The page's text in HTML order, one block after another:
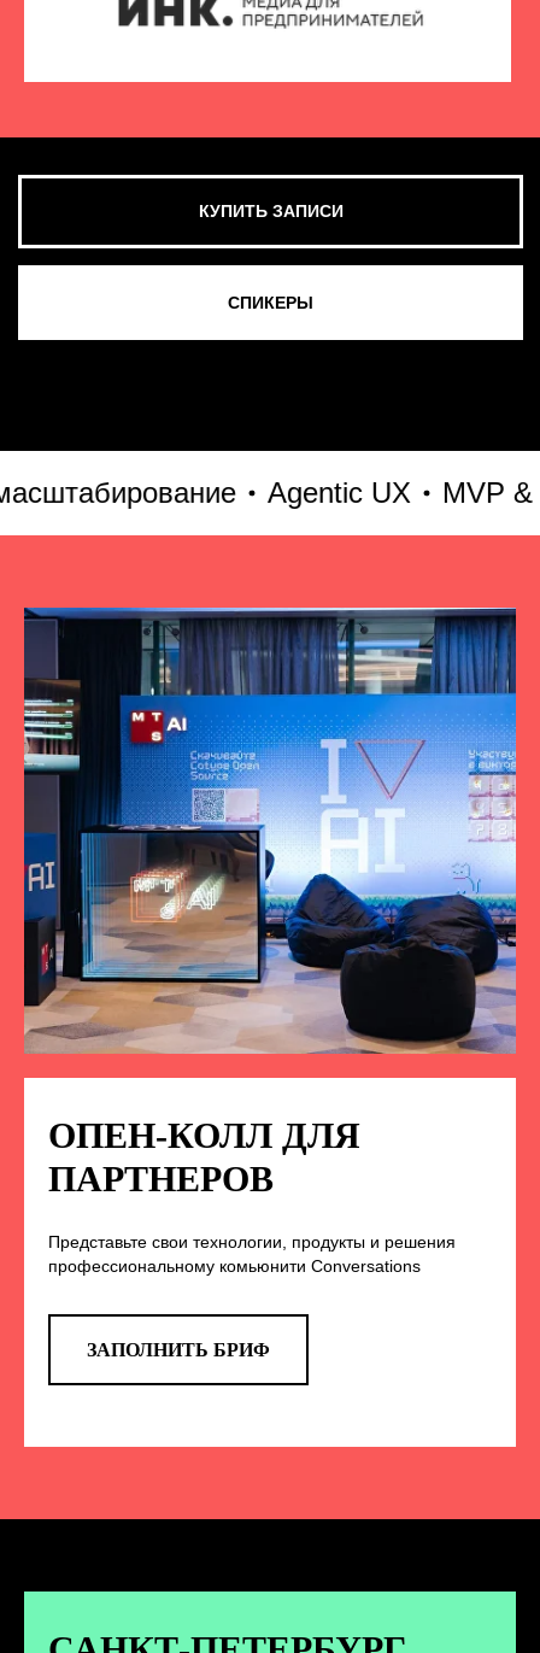
Agentic UX MVP &
ОПЕН-КОЛЛ ДЛЯ
ПАРТНЕРОВ
Представьте свои технологии, продукты и решения
профессиональному комьюнити Conversations
ЗАПОЛНИТЬ БРИФ
СМОТРЕТЬ ВСЕ ФОТО
НА НАС В СОЦСЕТЯХ
TELEGRAM
анонс новых спикеров и другие
новости конференции